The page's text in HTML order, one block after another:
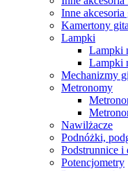
Inne
Kamertony
Lampki
Lampki
Lampki
Mechanizmy
Metronomy
Nawilżacze
Podnóżki,
Podstrunnice i
Potencjometry